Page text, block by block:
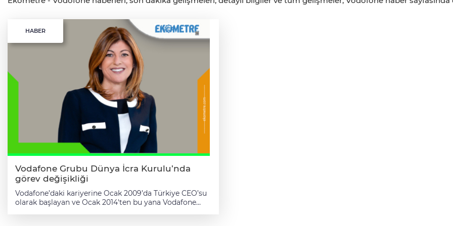
HABER
Vodafone Grubu Dünya İcra Kurulu’nda
görev değişikliği
Vodafone’daki kariyerine Ocak 2009’da Türkiye CEO’su
olarak başlayan ve Ocak 2014'ten bu yana Vodafone